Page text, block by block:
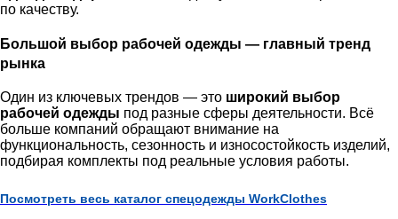
по качеству.
Большой выбор рабочей одежды — главный тренд
рынка
Один из ключевых трендов — это широкий выбор
рабочей одежды под разные сферы деятельности. Всё
больше компаний обращают внимание на
функциональность, сезонность и износостойкость изделий,
подбирая комплекты под реальные условия работы.
Посмотреть весь каталог спецодежды WorkClothes